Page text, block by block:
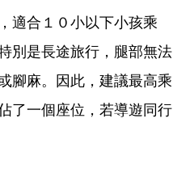
適合１０小以下小孩乘
別是長途旅行，腿部無法
腳麻。因此，建議最高乘
了一個座位，若導遊同行